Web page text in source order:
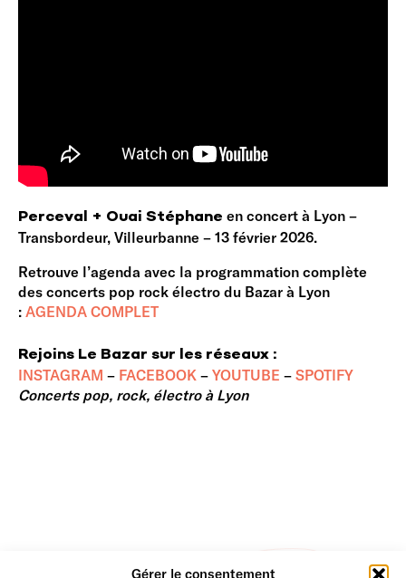
Gérer le consentement
Perceval + Ouai Stéphane en concert à Lyon –
Transbordeur, Villeurbanne – 13 février 2026.
Retrouve l’agenda avec la programmation complète
des concerts pop rock électro du Bazar à Lyon
: AGENDA COMPLET
Rejoins Le Bazar sur les réseaux :
INSTAGRAM – FACEBOOK – YOUTUBE – SPOTIFY
Concerts pop, rock, électro à Lyon